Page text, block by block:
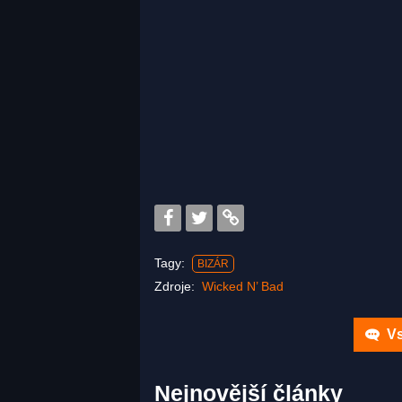
Tagy: BIZÁR
Zdroje: Wicked N’ Bad
Nejnovější články